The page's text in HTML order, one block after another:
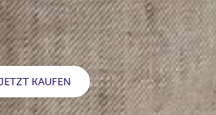
KAUFEN